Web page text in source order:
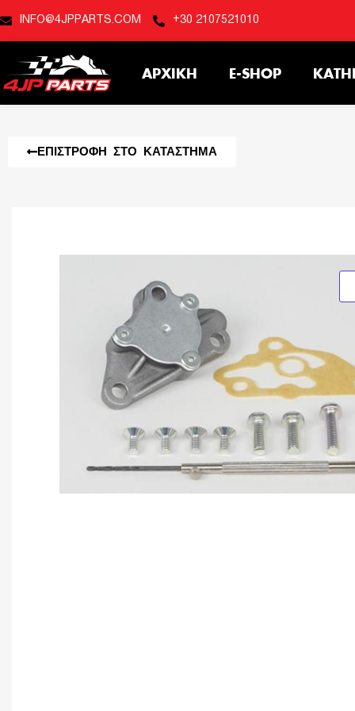
INFO@4JPPARTS.COM +30 2107521010
ΑΡΧΙΚΉ E-SHOP
ΕΠΙΣΤΡΟΦΉ ΣΤΟ ΚΑΤΆΣΤΗΜΑ